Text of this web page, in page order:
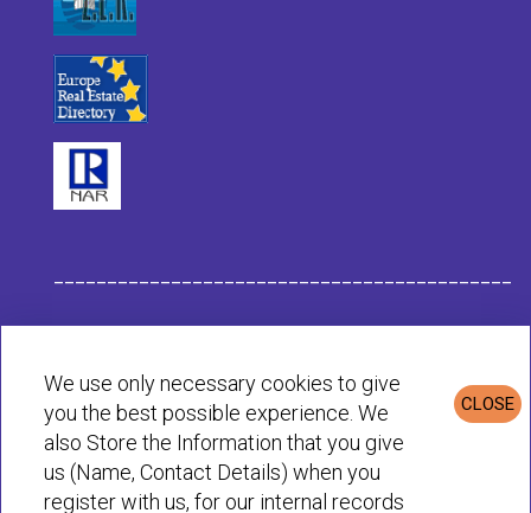
Política de Privacidad & Cookies
CLOSE
We use only necessary cookies to give
you the best possible experience. We
also Store the Information that you give
us (Name, Contact Details) when you
register with us, for our internal records